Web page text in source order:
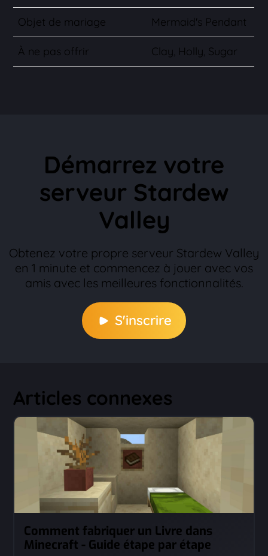
Objet de mariage Mermaid's Pendant
À ne pas offrir Clay, Holly, Sugar
Démarrez votre
serveur Stardew
Valley
Obtenez votre propre serveur Stardew Valley
en 1 minute et commencez à jouer avec vos
amis avec les meilleures fonctionnalités.
S'inscrire
Articles connexes
Comment fabriquer un Livre dans
Minecraft - Guide étape par étape